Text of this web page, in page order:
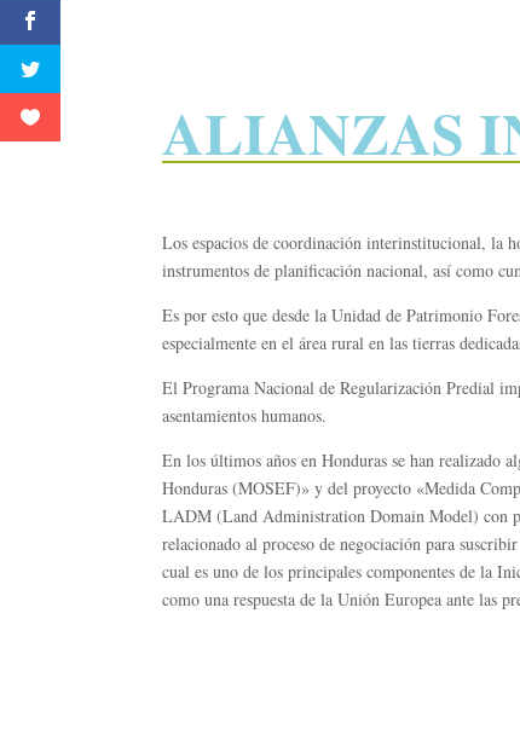
ALIANZAS
Los espacios de coordinación interinstitucional, la
instrumentos de planificación nacional, así como
Es por esto que desde la Unidad de Patrimonio
especialmente en el área rural en las tierras
El Programa Nacional de Regularización Predial
asentamientos humanos.
En los últimos años en Honduras se han realizado
Honduras (MOSEF)» y del proyecto «Medida
LADM (Land Administration Domain Model) con
relacionado al proceso de negociación para
cual es uno de los principales componentes de la
como una respuesta de la Unión Europea ante las